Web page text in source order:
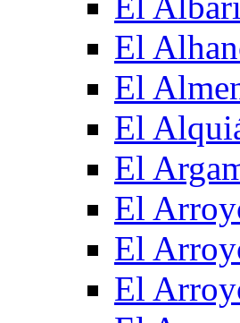
El
El
El
El
El
El
El